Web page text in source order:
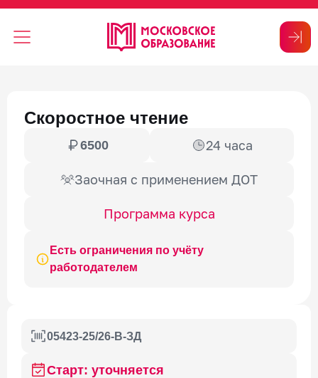
05423-25/26-В-ЗД
Старт: уточняется
Скоростное чтение
6500 24 часа
Заочная с применением ДОТ
Программа курса
Есть ограничения по учёту
работодателем